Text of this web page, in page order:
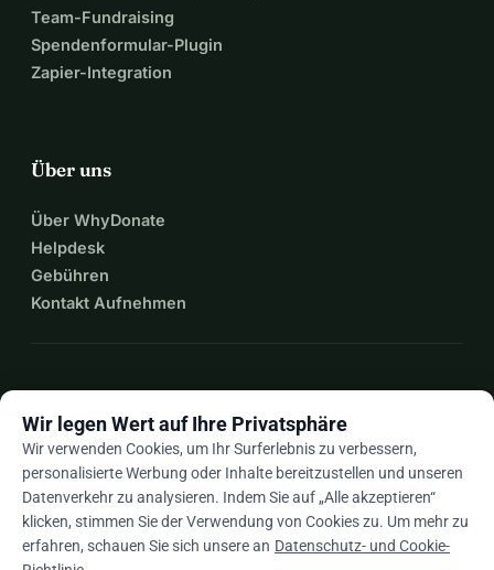
Team-Fundraising
Spendenformular-Plugin
Zapier-Integration
Über uns
Über WhyDonate
Helpdesk
Gebühren
Kontakt Aufnehmen
Dearrow_drop_down
★★★★★4,9 / 5 basierend auf 500+ Bewertungen
Wir legen Wert auf Ihre Privatsphäre
Wir verwenden Cookies, um Ihr Surferlebnis zu verbessern,
personalisierte Werbung oder Inhalte bereitzustellen und unseren
Datenverkehr zu analysieren. Indem Sie auf „Alle akzeptieren“
klicken, stimmen Sie der Verwendung von Cookies zu. Um mehr zu
erfahren, schauen Sie sich unsere an Datenschutz- und Cookie-